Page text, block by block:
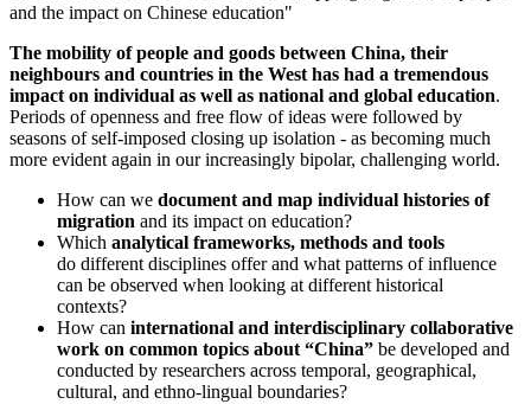
and the impact on Chinese education"
The mobility of people and goods between China, their
neighbours and countries in the West has had a tremendous
impact on individual as well as national and global education.
Periods of openness and free flow of ideas were followed by
seasons of self-imposed closing up isolation - as becoming much
more evident again in our increasingly bipolar, challenging world.
How can we document and map individual histories of
migration and its impact on education?
Which analytical frameworks, methods and tools
do different disciplines offer and what patterns of influence
can be observed when looking at different historical
contexts?
How can international and interdisciplinary collaborative
work on common topics about “China” be developed and
conducted by researchers across temporal, geographical,
cultural, and ethno-lingual boundaries?